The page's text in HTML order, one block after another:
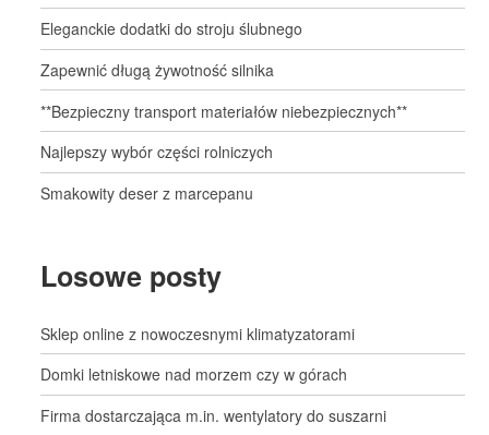
Eleganckie dodatki do stroju ślubnego
Zapewnić długą żywotność silnika
**Bezpieczny transport materiałów niebezpiecznych**
Najlepszy wybór części rolniczych
Smakowity deser z marcepanu
Losowe posty
Sklep online z nowoczesnymi klimatyzatorami
Domki letniskowe nad morzem czy w górach
Firma dostarczająca m.in. wentylatory do suszarni